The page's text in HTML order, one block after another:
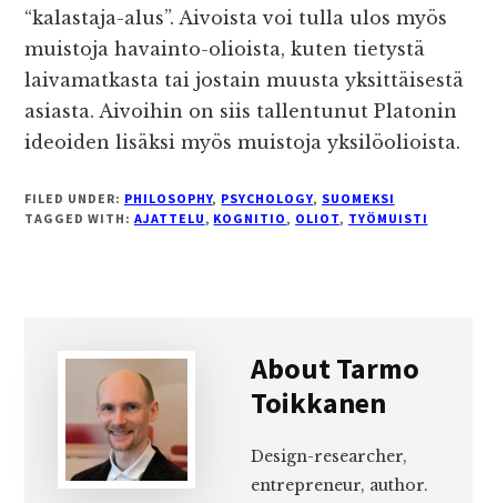
“kalastaja-alus”. Aivoista voi tulla ulos myös
muistoja havainto-olioista, kuten tietystä
laivamatkasta tai jostain muusta yksittäisestä
asiasta. Aivoihin on siis tallentunut Platonin
ideoiden lisäksi myös muistoja yksilöolioista.
FILED UNDER: PHILOSOPHY, PSYCHOLOGY, SUOMEKSI
TAGGED WITH: AJATTELU, KOGNITIO, OLIOT, TYÖMUISTI
AboutTarmo
Toikkanen
Design-researcher,
entrepreneur, author.